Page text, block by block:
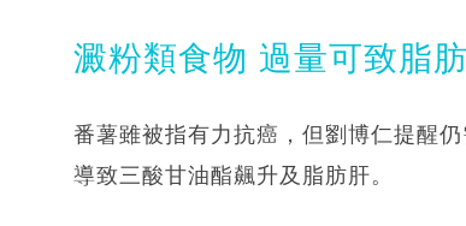
澱粉類食物 過量可致脂
番薯雖被指有力抗癌，但劉博仁提醒
導致三酸甘油酯飆升及脂肪肝。